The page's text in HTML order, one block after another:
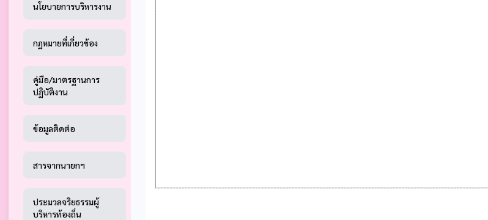
นโยบายการบริหารงาน
กฏหมายที่เกี่ยวข้อง
คู่มือ/มาตรฐานการ
ปฏิบัติงาน
ข้อมูลติดต่อ
สารจากนายกฯ
ประมวลจริยธรรมผู้
บริหารท้องถิ่น